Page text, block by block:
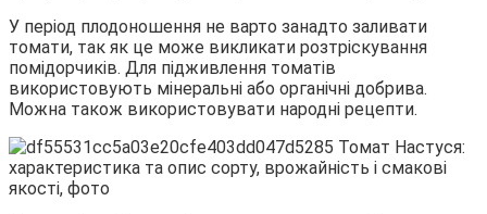
У період плодоношення не варто занадто заливати
томати, так як це може викликати розтріскування
помідорчиків. Для підживлення томатів
використовують мінеральні або органічні добрива.
Можна також використовувати народні рецепти.